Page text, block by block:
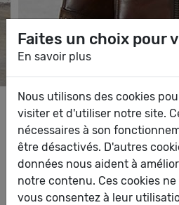
Dorking c’est l’élégance et
combinée avec un
conception de chaussures
On les trouve pour
chausse avec style toutes
Faites un choix pour
En savoir plus
Nous utilisons des cookies
visiter et d'utiliser notre site.
nécessaires à son
être désactivés. D'autres
données nous aident à
notre contenu. Ces cookies
vous consentez à leur